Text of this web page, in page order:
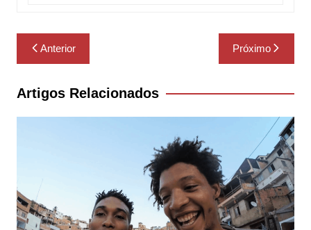
Navegação
de
Post
Anterior Próximo
Artigos Relacionados